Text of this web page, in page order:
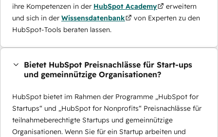
ihre Kompetenzen in der HubSpot Academy
erweitern
und sich in der Wissensdatenbank
von Experten zu den
HubSpot-Tools beraten lassen.
Bietet HubSpot Preisnachlässe für Start-ups
und gemeinnützige Organisationen?
HubSpot bietet im Rahmen der Programme „HubSpot for
Startups“ und „HubSpot for Nonprofits“ Preisnachlässe für
teilnahmeberechtigte Startups und gemeinnützige
Organisationen. Wenn Sie für ein Startup arbeiten und